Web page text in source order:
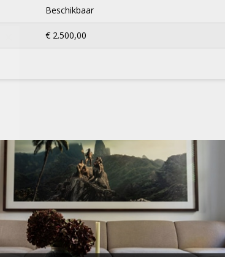
Beschikbaar
€ 2.500,00